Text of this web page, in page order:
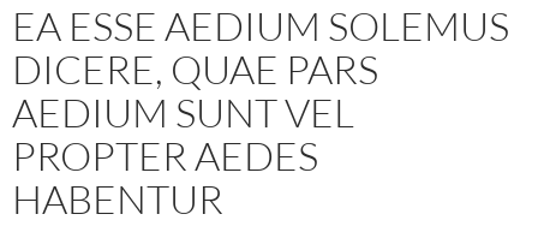
EA ESSE AEDIUM SOLEMUS
DICERE, QUAE PARS
AEDIUM SUNT VEL
PROPTER AEDES
HABENTUR